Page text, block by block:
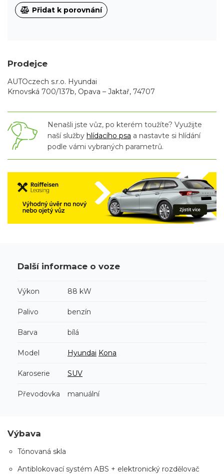
Přidat k porovnání
Prodejce
AUTOczech s.r.o. Hyundai
Krnovská 700/137b, Opava – Jaktař, 74707
Nenašli jste vůz, po kterém toužíte? Využijte
naší služby hlídacího psa a nastavte si hlídání
podle vámi vybraných parametrů.
Další informace o voze
Výkon 88 kW
Palivo benzín
Barva bílá
Model Hyundai Kona
Karoserie SUV
Převodovka manuální
Výbava
Tónovaná skla
Antiblokovací systém ABS + elektronický rozdělovač